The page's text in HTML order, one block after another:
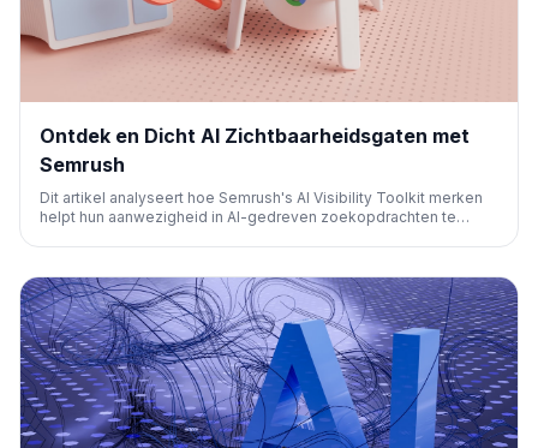
Ontdek en Dicht AI Zichtbaarheidsgaten met
Semrush
Dit artikel analyseert hoe Semrush's AI Visibility Toolkit merken
helpt hun aanwezigheid in AI-gedreven zoekopdrachten te